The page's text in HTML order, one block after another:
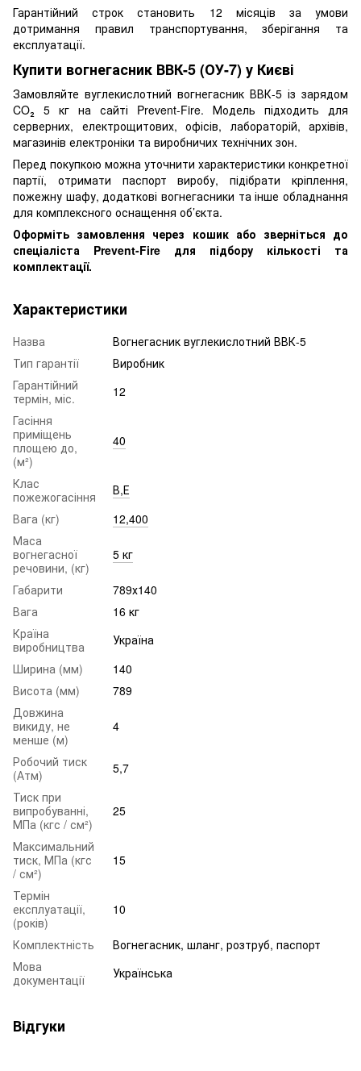
Гарантійний строк становить 12 місяців за умови
дотримання правил транспортування, зберігання та
експлуатації.
Купити вогнегасник ВВК-5 (ОУ-7) у Києві
Замовляйте вуглекислотний вогнегасник ВВК-5 із зарядом
CO₂ 5 кг на сайті Prevent-Fire. Модель підходить для
серверних, електрощитових, офісів, лабораторій, архівів,
магазинів електроніки та виробничих технічних зон.
Перед покупкою можна уточнити характеристики конкретної
партії, отримати паспорт виробу, підібрати кріплення,
пожежну шафу, додаткові вогнегасники та інше обладнання
для комплексного оснащення об’єкта.
Оформіть замовлення через кошик або зверніться до
спеціаліста Prevent-Fire для підбору кількості та
комплектації.
Характеристики
Назва
Вогнегасник вуглекислотний ВВК-5
Тип гарантії
Виробник
Гарантійний
термін, міс.
12
Гасіння
приміщень
площею до,
(м²)
40
Клас
пожежогасіння
В,Е
Вага (кг)
12,400
Маса
вогнегасної
речовини, (кг)
5 кг
Габарити
789х140
Вага
16 кг
Країна
виробництва
Україна
Ширина (мм)
140
Висота (мм)
789
Довжина
викиду, не
менше (м)
4
Робочий тиск
(Атм)
5,7
Тиск при
випробуванні,
МПа (кгс / см²)
25
Максимальний
тиск, МПа (кгс
/ см²)
15
Термін
експлуатації,
(років)
10
Комплектність
Вогнегасник, шланг, розтруб, паспорт
Мова
документації
Українська
Відгуки